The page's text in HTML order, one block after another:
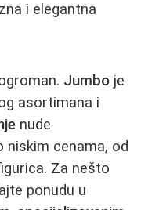
i elegantna
Jumbo je
asortimana i
nude
cenama, od
Za nešto
ponudu u